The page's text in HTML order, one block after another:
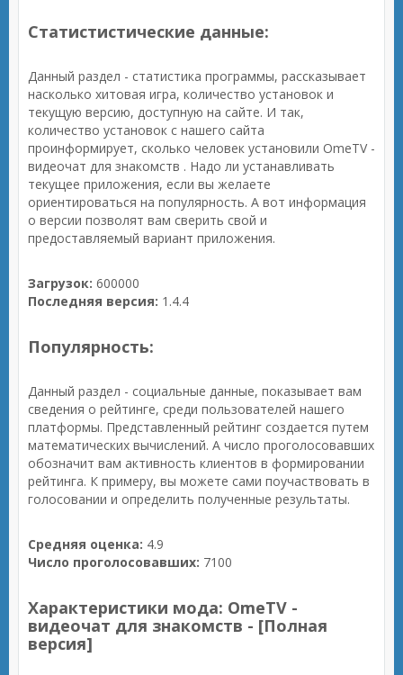
Статистистические данные:
Данный раздел - статистика программы, рассказывает
насколько хитовая игра, количество установок и
текущую версию, доступную на сайте. И так,
количество установок с нашего сайта
проинформирует, сколько человек установили OmeTV -
видеочат для знакомств . Надо ли устанавливать
текущее приложения, если вы желаете
ориентироваться на популярность. А вот информация
о версии позволят вам сверить свой и
предоставляемый вариант приложения.
Загрузок: 600000
Последняя версия: 1.4.4
Популярность:
Данный раздел - социальные данные, показывает вам
сведения о рейтинге, среди пользователей нашего
платформы. Представленный рейтинг создается путем
математических вычислений. А число проголосовавших
обозначит вам активность клиентов в формировании
рейтинга. К примеру, вы можете сами поучаствовать в
голосовании и определить полученные результаты.
Средняя оценка: 4.9
Число проголосовавших: 7100
Характеристики мода: OmeTV -
видеочат для знакомств - [Полная
версия]